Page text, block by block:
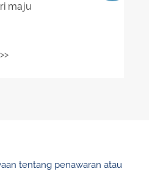
maju
tentang penawaran atau